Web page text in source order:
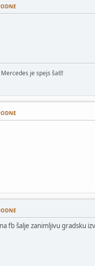
je spejs šatl!
fb šalje zanimljivu gradsku